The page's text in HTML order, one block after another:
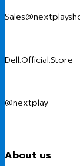
Dell.Official.Store
@nextplay
About us